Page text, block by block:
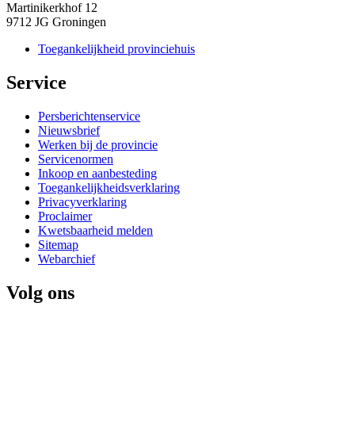
Martinikerkhof 12
9712 JG Groningen
Toegankelijkheid provinciehuis
Service
Persberichtenservice
Nieuwsbrief
Werken bij de provincie
Servicenormen
Inkoop en aanbesteding
Toegankelijkheidsverklaring
Privacyverklaring
Proclaimer
Kwetsbaarheid melden
Sitemap
Webarchief
Volg ons